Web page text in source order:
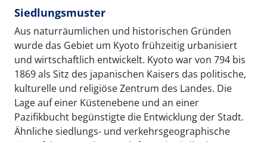
Siedlungsmuster
Aus naturräumlichen und historischen Gründen
wurde das Gebiet um Kyoto frühzeitig urbanisiert
und wirtschaftlich entwickelt. Kyoto war von 794 bis
1869 als Sitz des japanischen Kaisers das politische,
kulturelle und religiöse Zentrum des Landes. Die
Lage auf einer Küstenebene und an einer
Pazifikbucht begünstigte die Entwicklung der Stadt.
Ähnliche siedlungs- und verkehrsgeographische